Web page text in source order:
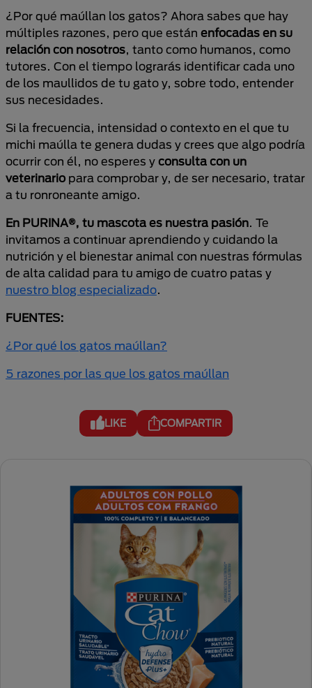
¿Por qué maúllan los gatos? Ahora sabes que hay
múltiples razones, pero que están enfocadas en su
relación con nosotros, tanto como humanos, como
tutores. Con el tiempo lograrás identificar cada uno
de los maullidos de tu gato y, sobre todo, entender
sus necesidades.
Si la frecuencia, intensidad o contexto en el que tu
michi maúlla te genera dudas y crees que algo podría
ocurrir con él, no esperes y consulta con un
veterinario para comprobar y, de ser necesario, tratar
a tu ronroneante amigo.
En PURINA®, tu mascota es nuestra pasión. Te
invitamos a continuar aprendiendo y cuidando la
nutrición y el bienestar animal con nuestras fórmulas
de alta calidad para tu amigo de cuatro patas y
nuestro blog especializado.
FUENTES:
¿Por qué los gatos maúllan?
5 razones por las que los gatos maúllan
LIKE COMPARTIR